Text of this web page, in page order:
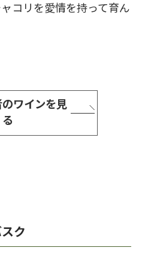
コリを愛情を持って育ん
ワインを見
る
ク